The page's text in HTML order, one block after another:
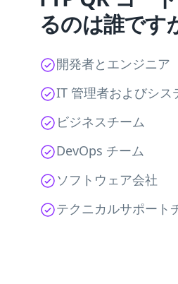
るのは誰です
開発者とエンジニア
IT 管理者およびシス
ビジネスチーム
DevOps チーム
ソフトウェア会社
テクニカルサポート